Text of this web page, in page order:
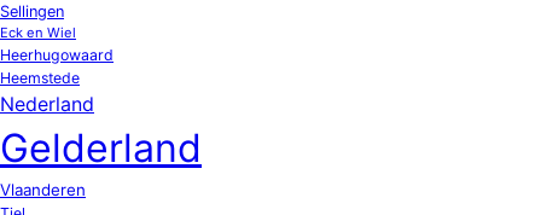
Sellingen
Eck en Wiel
Heerhugowaard
Heemstede
Nederland
Gelderland
Vlaanderen